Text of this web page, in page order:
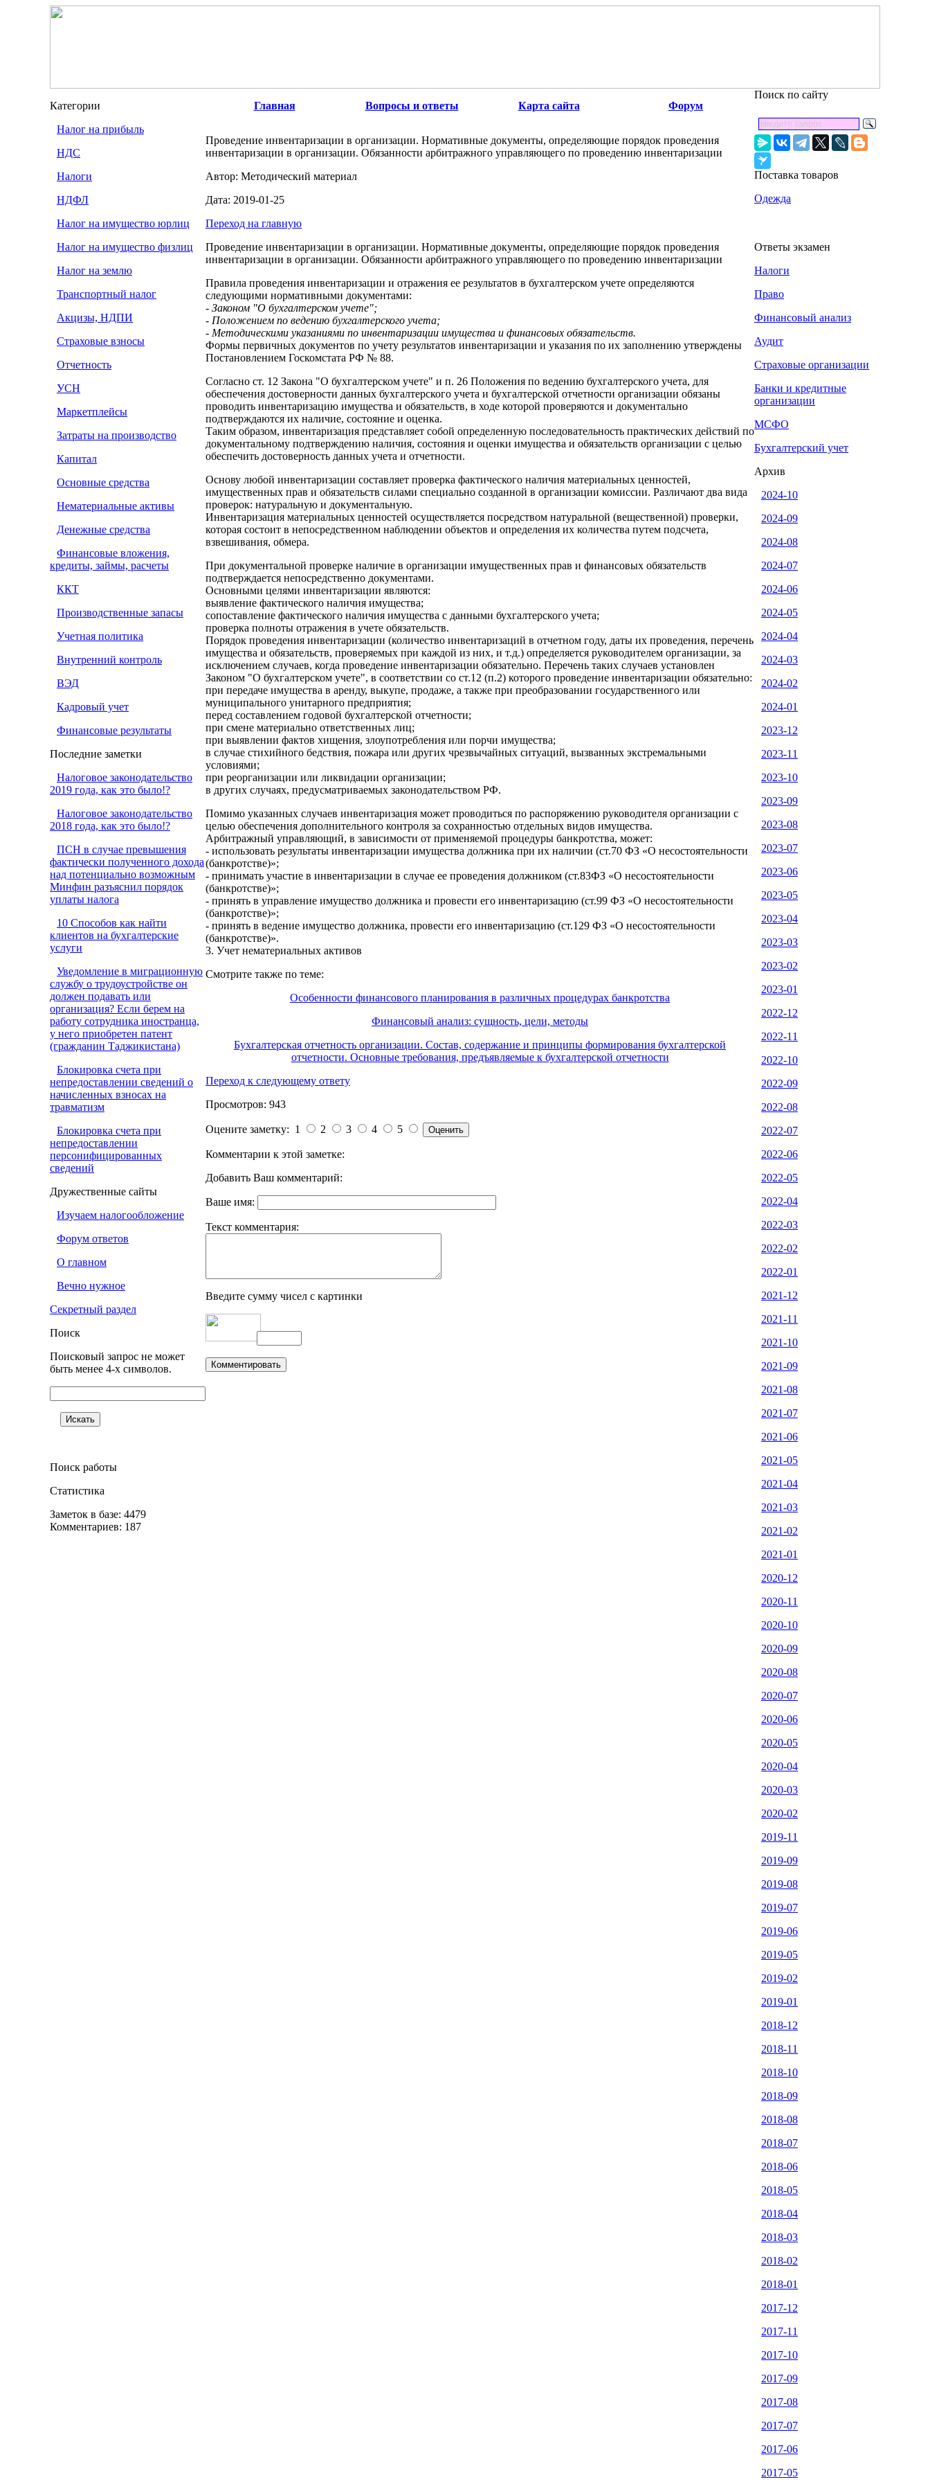
Категории
Налог на прибыль
НДС
Налоги
НДФЛ
Налог на имущество юрлиц
Налог на имущество физлиц
Налог на землю
Транспортный налог
Акцизы, НДПИ
Страховые взносы
Отчетность
УСН
Маркетплейсы
Затраты на производство
Капитал
Основные средства
Нематериальные активы
Денежные средства
Финансовые вложения,
кредиты, займы, расчеты
ККТ
Производственные запасы
Учетная политика
Внутренний контроль
ВЭД
Кадровый учет
Финансовые результаты
Последние заметки
Налоговое законодательство
2019 года, как это было!?
Налоговое законодательство
2018 года, как это было!?
ПСН в случае превышения
фактически полученного дохода
над потенциально возможным
Минфин разъяснил порядок
уплаты налога
10 Способов как найти
клиентов на бухгалтерские
услуги
Уведомление в миграционную
службу о трудоустройстве он
должен подавать или
организация? Если берем на
работу сотрудника иностранца,
у него приобретен патент
(гражданин Таджикистана)
Блокировка счета при
непредоставлении сведений о
начисленных взносах на
травматизм
Блокировка счета при
непредоставлении
персонифицированных
сведений
Дружественные сайты
Изучаем налогообложение
Форум ответов
О главном
Вечно нужное
Секретный раздел
Поиск
Поисковый запрос не может
быть менее 4-х символов.
Поиск работы
Статистика
Заметок в базе: 4479
Комментариев: 187
Главная Вопросы и ответы Карта сайта Форум
Проведение инвентаризации в организации. Нормативные документы, определяющие порядок проведения
инвентаризации в организации. Обязанности арбитражного управляющего по проведению инвентаризации
Автор: Методический материал
Дата: 2019-01-25
Переход на главную
Проведение инвентаризации в организации. Нормативные документы, определяющие порядок проведения
инвентаризации в организации. Обязанности арбитражного управляющего по проведению инвентаризации
Правила проведения инвентаризации и отражения ее результатов в бухгалтерском учете определяются
следующими нормативными документами:
- Законом "О бухгалтерском учете";
- Положением по ведению бухгалтерского учета;
- Методическими указаниями по инвентаризации имущества и финансовых обязательств.
Формы первичных документов по учету результатов инвентаризации и указания по их заполнению утверждены
Постановлением Госкомстата РФ № 88.
Согласно ст. 12 Закона "О бухгалтерском учете" и п. 26 Положения по ведению бухгалтерского учета, для
обеспечения достоверности данных бухгалтерского учета и бухгалтерской отчетности организации обязаны
проводить инвентаризацию имущества и обязательств, в ходе которой проверяются и документально
подтверждаются их наличие, состояние и оценка.
Таким образом, инвентаризация представляет собой определенную последовательность практических действий по
документальному подтверждению наличия, состояния и оценки имущества и обязательств организации с целью
обеспечить достоверность данных учета и отчетности.
Основу любой инвентаризации составляет проверка фактического наличия материальных ценностей,
имущественных прав и обязательств силами специально созданной в организации комиссии. Различают два вида
проверок: натуральную и документальную.
Инвентаризация материальных ценностей осуществляется посредством натуральной (вещественной) проверки,
которая состоит в непосредственном наблюдении объектов и определения их количества путем подсчета,
взвешивания, обмера.
При документальной проверке наличие в организации имущественных прав и финансовых обязательств
подтверждается непосредственно документами.
Основными целями инвентаризации являются:
выявление фактического наличия имущества;
сопоставление фактического наличия имущества с данными бухгалтерского учета;
проверка полноты отражения в учете обязательств.
Порядок проведения инвентаризации (количество инвентаризаций в отчетном году, даты их проведения, перечень
имущества и обязательств, проверяемых при каждой из них, и т.д.) определяется руководителем организации, за
исключением случаев, когда проведение инвентаризации обязательно. Перечень таких случаев установлен
Законом "О бухгалтерском учете", в соответствии со ст.12 (п.2) которого проведение инвентаризации обязательно:
при передаче имущества в аренду, выкупе, продаже, а также при преобразовании государственного или
муниципального унитарного предприятия;
перед составлением годовой бухгалтерской отчетности;
при смене материально ответственных лиц;
при выявлении фактов хищения, злоупотребления или порчи имущества;
в случае стихийного бедствия, пожара или других чрезвычайных ситуаций, вызванных экстремальными
условиями;
при реорганизации или ликвидации организации;
в других случаях, предусматриваемых законодательством РФ.
Помимо указанных случаев инвентаризация может проводиться по распоряжению руководителя организации с
целью обеспечения дополнительного контроля за сохранностью отдельных видов имущества.
Арбитражный управляющий, в зависимости от применяемой процедуры банкротства, может:
- использовать результаты инвентаризации имущества должника при их наличии (ст.70 ФЗ «О несостоятельности
(банкротстве)»;
- принимать участие в инвентаризации в случае ее проведения должником (ст.83ФЗ «О несостоятельности
(банкротстве)»;
- принять в управление имущество должника и провести его инвентаризацию (ст.99 ФЗ «О несостоятельности
(банкротстве)»;
- принять в ведение имущество должника, провести его инвентаризацию (ст.129 ФЗ «О несостоятельности
(банкротстве)».
3. Учет нематериальных активов
Смотрите также по теме:
Особенности финансового планирования в различных процедурах банкротства
Финансовый анализ: сущность, цели, методы
Бухгалтерская отчетность организации. Состав, содержание и принципы формирования бухгалтерской
отчетности. Основные требования, предъявляемые к бухгалтерской отчетности
Переход к следующему ответу
Просмотров: 943
Оцените заметку: 1 2 3 4 5
Комментарии к этой заметке:
Добавить Ваш комментарий:
Ваше имя:
Текст комментария:
Введите сумму чисел с картинки
Поиск по сайту
Поставка товаров
Одежда
Ответы экзамен
Налоги
Право
Финансовый анализ
Аудит
Страховые организации
Банки и кредитные
организации
МСФО
Бухгалтерский учет
Архив
2024-10
2024-09
2024-08
2024-07
2024-06
2024-05
2024-04
2024-03
2024-02
2024-01
2023-12
2023-11
2023-10
2023-09
2023-08
2023-07
2023-06
2023-05
2023-04
2023-03
2023-02
2023-01
2022-12
2022-11
2022-10
2022-09
2022-08
2022-07
2022-06
2022-05
2022-04
2022-03
2022-02
2022-01
2021-12
2021-11
2021-10
2021-09
2021-08
2021-07
2021-06
2021-05
2021-04
2021-03
2021-02
2021-01
2020-12
2020-11
2020-10
2020-09
2020-08
2020-07
2020-06
2020-05
2020-04
2020-03
2020-02
2019-11
2019-09
2019-08
2019-07
2019-06
2019-05
2019-02
2019-01
2018-12
2018-11
2018-10
2018-09
2018-08
2018-07
2018-06
2018-05
2018-04
2018-03
2018-02
2018-01
2017-12
2017-11
2017-10
2017-09
2017-08
2017-07
2017-06
2017-05